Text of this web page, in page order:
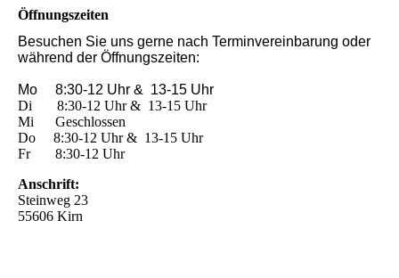
Öffnungszeiten
Besuchen Sie uns gerne nach Terminvereinbarung oder
während der Öffnungszeiten:
Mo 8:30-12 Uhr & 13-15 Uhr
Di 8:30-12 Uhr & 13-15 Uhr
Mi Geschlossen
Do 8:30-12 Uhr & 13-15 Uhr
Fr 8:30-12 Uhr
Anschrift:
Steinweg 23
55606 Kirn